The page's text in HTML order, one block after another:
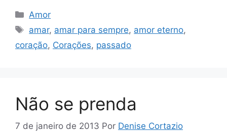
Categorias
Amor
Tags
amar, amar para sempre, amor eterno,
coração, Corações, passado
Não se prenda
7 de janeiro de 2013 Por Denise Cortazio